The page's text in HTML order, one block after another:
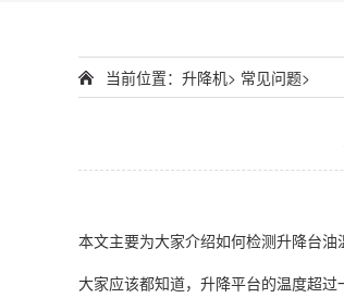
当前位置： 升降机> 常见问题>
本文主要为大家介绍如何检测升降台油
大家应该都知道，升降平台的温度超